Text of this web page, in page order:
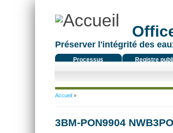
Préserver l'intégrité des
Processus
Registre
Vous êtes ici
Accueil»
3BM-PON9904